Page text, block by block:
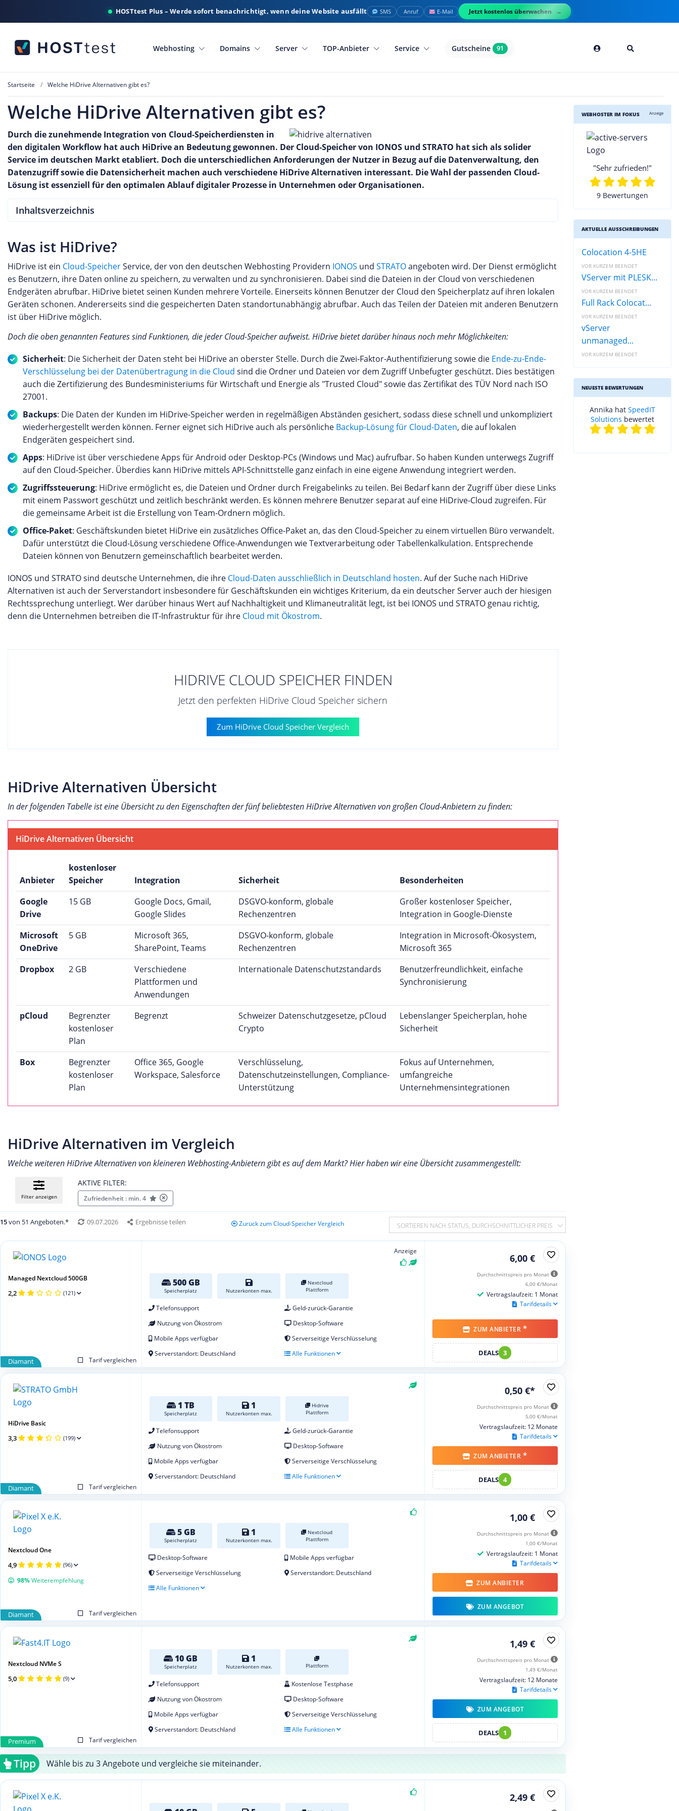
HOSTtest Plus – Werde sofort benachrichtigt, wenn deine Website ausfällt SMS Anruf E-Mail Jetzt kostenlos überwachen
Webhosting Domains Server TOP-Anbieter Service Gutscheine 91
Startseite Welche HiDrive Alternativen gibt es?
Welche HiDrive Alternativen gibt es?
Durch die zunehmende Integration von Cloud-Speicherdiensten in
den digitalen Workflow hat auch HiDrive an Bedeutung gewonnen. Der Cloud-Speicher von IONOS und STRATO hat sich als solider
Service im deutschen Markt etabliert. Doch die unterschiedlichen Anforderungen der Nutzer in Bezug auf die Datenverwaltung, den
Datenzugriff sowie die Datensicherheit machen auch verschiedene HiDrive Alternativen interessant. Die Wahl der passenden Cloud-
Lösung ist essenziell für den optimalen Ablauf digitaler Prozesse in Unternehmen oder Organisationen.
Inhaltsverzeichnis
Was ist HiDrive?
HiDrive ist ein Cloud-SpeicherService, der von den deutschen Webhosting Providern IONOS und STRATOangeboten wird. Der Dienst ermöglicht
es Benutzern, ihre Daten online zu speichern, zu verwalten und zu synchronisieren. Dabei sind die Dateien in der Cloud von verschiedenen
Endgeräten abrufbar. HiDrive bietet seinen Kunden mehrere Vorteile. Einerseits können Benutzer der Cloud den Speicherplatz auf ihren lokalen
Geräten schonen. Andererseits sind die gespeicherten Daten standortunabhängig abrufbar. Auch das Teilen der Dateien mit anderen Benutzern
ist über HiDrive möglich.
Doch die oben genannten Features sind Funktionen, die jeder Cloud-Speicher aufweist. HiDrive bietet darüber hinaus noch mehr Möglichkeiten:
Sicherheit: Die Sicherheit der Daten steht bei HiDrive an oberster Stelle. Durch die Zwei-Faktor-Authentifizierung sowie die Ende-zu-Ende-
Verschlüsselung bei der Datenübertragung in die Cloud sind die Ordner und Dateien vor dem Zugriff Unbefugter geschützt. Dies bestätigen
auch die Zertifizierung des Bundesministeriums für Wirtschaft und Energie als "Trusted Cloud" sowie das Zertifikat des TÜV Nord nach ISO
27001.
Backups: Die Daten der Kunden im HiDrive-Speicher werden in regelmäßigen Abständen gesichert, sodass diese schnell und unkompliziert
wiederhergestellt werden können. Ferner eignet sich HiDrive auch als persönliche Backup-Lösung für Cloud-Daten, die auf lokalen
Endgeräten gespeichert sind.
Apps: HiDrive ist über verschiedene Apps für Android oder Desktop-PCs (Windows und Mac) aufrufbar. So haben Kunden unterwegs Zugriff
auf den Cloud-Speicher. Überdies kann HiDrive mittels API-Schnittstelle ganz einfach in eine eigene Anwendung integriert werden.
Zugriffssteuerung: HiDrive ermöglicht es, die Dateien und Ordner durch Freigabelinks zu teilen. Bei Bedarf kann der Zugriff über diese Links
mit einem Passwort geschützt und zeitlich beschränkt werden. Es können mehrere Benutzer separat auf eine HiDrive-Cloud zugreifen. Für
die gemeinsame Arbeit ist die Erstellung von Team-Ordnern möglich.
Office-Paket: Geschäftskunden bietet HiDrive ein zusätzliches Office-Paket an, das den Cloud-Speicher zu einem virtuellen Büro verwandelt.
Dafür unterstützt die Cloud-Lösung verschiedene Office-Anwendungen wie Textverarbeitung oder Tabellenkalkulation. Entsprechende
Dateien können von Benutzern gemeinschaftlich bearbeitet werden.
IONOS und STRATO sind deutsche Unternehmen, die ihre Cloud-Daten ausschließlich in Deutschland hosten. Auf der Suche nach HiDrive
Alternativen ist auch der Serverstandort insbesondere für Geschäftskunden ein wichtiges Kriterium, da ein deutscher Server auch der hiesigen
Rechtssprechung unterliegt. Wer darüber hinaus Wert auf Nachhaltigkeit und Klimaneutralität legt, ist bei IONOS und STRATO genau richtig,
denn die Unternehmen betreiben die IT-Infrastruktur für ihre Cloud mit Ökostrom.
HIDRIVE CLOUD SPEICHER FINDEN
Jetzt den perfekten HiDrive Cloud Speicher sichern
Zum HiDrive Cloud Speicher Vergleich
HiDrive Alternativen Übersicht
In der folgenden Tabelle ist eine Übersicht zu den Eigenschaften der fünf beliebtesten HiDrive Alternativen von großen Cloud-Anbietern zu finden:
HiDrive Alternativen Übersicht
Anbieter
kostenloser
Speicher
Integration Sicherheit
Besonderheiten
Google
Drive
15 GB
Google Docs, Gmail,
Google Slides
DSGVO-konform, globale
Rechenzentren
Großer kostenloser Speicher,
Integration in Google-Dienste
Microsoft
OneDrive
5 GB
Microsoft 365,
SharePoint, Teams
DSGVO-konform, globale
Rechenzentren
Integration in Microsoft-Ökosystem,
Microsoft 365
Dropbox
2 GB
Verschiedene
Plattformen und
Anwendungen
Internationale Datenschutzstandards
Benutzerfreundlichkeit, einfache
Synchronisierung
pCloud
Begrenzter
kostenloser
Plan
Begrenzt
Schweizer Datenschutzgesetze, pCloud
Crypto
Lebenslanger Speicherplan, hohe
Sicherheit
Box
Begrenzter
kostenloser
Plan
Office 365, Google
Workspace, Salesforce
Verschlüsselung,
Datenschutzeinstellungen, Compliance-
Unterstützung
Fokus auf Unternehmen,
umfangreiche
Unternehmensintegrationen
HiDrive Alternativen im Vergleich
Welche weiteren HiDrive Alternativen von kleineren Webhosting-Anbietern gibt es auf dem Markt? Hier haben wir eine Übersicht zusammengestellt:
Filter anzeigen
AKTIVE FILTER:
Zufriedenheit : min. 4
15von 51 Angeboten.* 09.07.2026 Ergebnisse teilen Zurück zum Cloud-Speicher Vergleich SORTIEREN NACH STATUS, DURCHSCHNITTLICHER PREIS
Anzeige
500 GB
Speicherplatz Nutzerkonten max.
Nextcloud
Plattform
Telefonsupport
Geld-zurück-Garantie
Nutzung von Ökostrom
Desktop-Software
Mobile Apps verfügbar
Serverseitige Verschlüsselung
Serverstandort: Deutschland
Alle Funktionen
Diamant
Tarif vergleichen
Managed Nextcloud 500GB
2,2 (121)
6,00 €
Durchschnittspreis pro Monat
6,00 €/Monat
Vertragslaufzeit: 1 Monat
Tarifdetails
ZUM ANBIETER *
DEALS 3
1 TB
Speicherplatz
1
Nutzerkonten max.
Hidrive
Plattform
Telefonsupport
Geld-zurück-Garantie
Nutzung von Ökostrom
Desktop-Software
Mobile Apps verfügbar
Serverseitige Verschlüsselung
Serverstandort: Deutschland
Alle Funktionen
Diamant
Tarif vergleichen
HiDrive Basic
3,3 (199)
0,50 €*
Durchschnittspreis pro Monat
5,00 €/Monat
Vertragslaufzeit: 12 Monate
Tarifdetails
ZUM ANBIETER *
DEALS 4
5 GB
Speicherplatz
1
Nutzerkonten max.
Nextcloud
Plattform
Desktop-Software
Mobile Apps verfügbar
Serverseitige Verschlüsselung
Serverstandort: Deutschland
Alle Funktionen
Diamant Tarif vergleichen
Nextcloud One
4,9 (96)
98%Weiterempfehlung
1,00 €
Durchschnittspreis pro Monat
1,00 €/Monat
Vertragslaufzeit: 1 Monat
Tarifdetails
ZUM ANBIETER
ZUM ANGEBOT
10 GB
Speicherplatz
1
Nutzerkonten max. Plattform
Telefonsupport
Kostenlose Testphase
Nutzung von Ökostrom
Desktop-Software
Mobile Apps verfügbar
Serverseitige Verschlüsselung
Serverstandort: Deutschland
Alle Funktionen
Premium
Tarif vergleichen
Nextcloud NVMe S
5,0 (9)
1,49 €
Durchschnittspreis pro Monat
1,49 €/Monat
Vertragslaufzeit: 12 Monate
Tarifdetails
ZUM ANGEBOT
DEALS 1
Tipp Wähle bis zu 3 Angebote und vergleiche sie miteinander.
2,49 €
WEBHOSTER IM FOKUS Anzeige
"Sehr zufrieden!"
9 Bewertungen
AKTUELLE AUSSCHREIBUNGEN
Colocation 4-5HE
VOR KURZEM BEENDET
VServer mit PLESK...
VOR KURZEM BEENDET
Full Rack Colocat...
VOR KURZEM BEENDET
vServer
unmanaged...
VOR KURZEM BEENDET
NEUESTE BEWERTUNGEN
Annika hat SpeedIT
Solutions bewertet